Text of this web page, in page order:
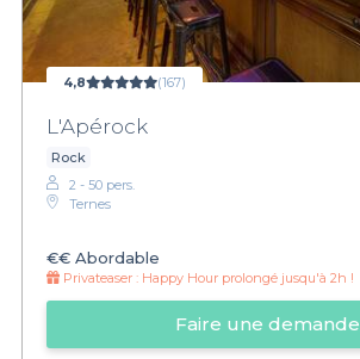
4,8 (167)
L'Apérock
Rock
2 - 50 pers.
Ternes
€€ Abordable
Privateaser : Happy Hour prolongé jusqu'à 2h !
Faire une demande